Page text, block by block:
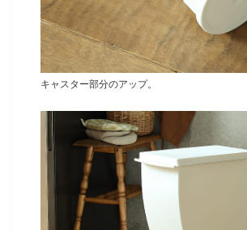
キャスター部分のアップ。